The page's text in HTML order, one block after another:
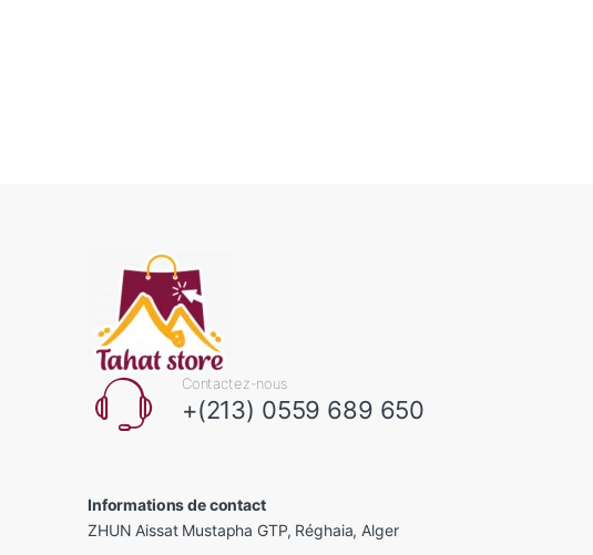
Contactez-nous
+(213) 0559 689 650
Informations de contact
ZHUN Aissat Mustapha GTP, Réghaia, Alger